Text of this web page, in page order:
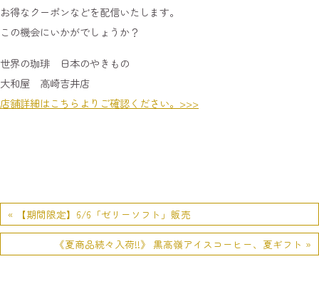
お得なクーポンなどを配信いたします。
この機会にいかがでしょうか？
世界の珈琲 日本のやきもの
大和屋 高崎吉井店
店舗詳細はこちらよりご確認ください。>>>
« 【期間限定】6/6「ゼリーソフト」販売
《夏商品続々入荷!!》 黒高嶺アイスコーヒー、夏ギフト »